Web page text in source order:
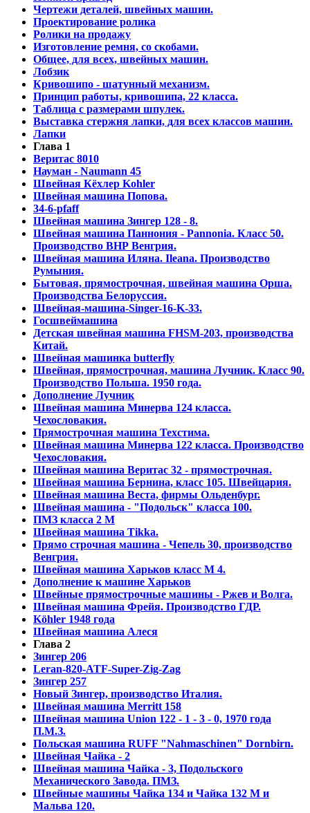
Чертежи деталей, швейных машин.
Проектирование ролика
Ролики на продажу
Изготовление ремня, со скобами.
Общее, для всех, швейных машин.
Лобзик
Кривошипо - шатунный механизм.
Принцип работы, кривошипа, 22 класса.
Таблица с размерами шпулек.
Выставка стержня лапки, для всех классов машин.
Лапки
Глава 1
Веритас 8010
Науман - Naumann 45
Швейная Кёхлер Kohler
Швейная машина Попова.
34-6-pfaff
Швейная машина Зингер 128 - 8.
Швейная машина Паннония - Pannonia. Класс 50.
Производство ВНР Венгрия.
Швейная машина Иляна. Ileana. Производство
Румыния.
Бытовая, прямострочная, швейная машина Орша.
Производства Белоруссия.
Швейная-машина-Singer-16-K-33.
Госшвеймашина
Детская швейная машина FHSM-203, производства
Китай.
Швейная машинка butterfly
Швейная, прямострочная, машина Лучник. Класс 90.
Производство Польша. 1950 года.
Дополнение Лучник
Швейная машина Минерва 124 класса.
Чехословакия.
Прямострочная машина Техстима.
Швейная машина Минерва 122 класса. Производство
Чехословакия.
Швейная машина Веритас 32 - прямострочная.
Швейная машина Бернина, класс 105. Швейцария.
Швейная машина Веста, фирмы Ольденбург.
Швейная машина - "Подольск" класса 100.
ПМЗ класса 2 М
Швейная машина Tikka.
Прямо строчная машина - Чепель 30, производство
Венгрия.
Швейная машина Харьков класс М 4.
Дополнение к машине Харьков
Швейные прямострочные машины - Ржев и Волга.
Швейная машина Фрейя. Производство ГДР.
Köhler 1948 года
Швейная машина Алеся
Глава 2
Зингер 206
Leran-820-ATF-Super-Zig-Zag
Зингер 257
Новый Зингер, производство Италия.
Швейная машина Merritt 158
Швейная машина Union 122 - 1 - 3 - 0, 1970 года
П.М.З.
Польская машина RUFF "Nahmaschinen" Dornbirn.
Швейная Чайка - 2
Швейная машина Чайка - 3, Подольского
Механического Завода. ПМЗ.
Швейные машины Чайка 134 и Чайка 132 М и
Мальва 120.